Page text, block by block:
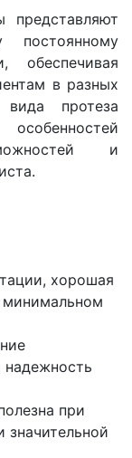
представляют
постоянному
обеспечивая
в разных
протеза
и
хорошая
минимальном
при
значительной